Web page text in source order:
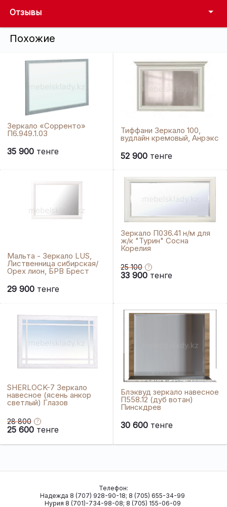
Отзывы
Похожие
Зеркало «Сорренто»
П6.949.1.03
35 900 тенге
Тиффани Зеркало 100,
вудлайн кремовый, Анрэкс
52 900 тенге
Мальта - Зеркало LUS,
Лиственница сибирская/
Орех лион, БРВ Брест
29 900 тенге
Зеркало П036.41 н/м для
ж/к "Турин" Сосна
Корелия
25 100
33 900 тенге
SHERLOCK-7 Зеркало
навесное (ясень анкор
светлый) Глазов
28 800
25 600 тенге
Блэквуд зеркало навесное
П558.12 (дуб вотан)
Пинскдрев
30 600 тенге
Телефон:
Надежда 8 (707) 928-90-18; 8 (705) 655-34-99
Нурия 8 (701)-734-98-08; 8 (705) 155-06-09